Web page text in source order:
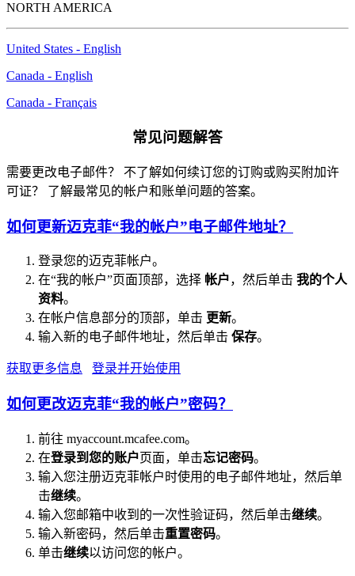
NORTH AMERICA
United States - English
Canada - English
Canada - Français
常见问题解答
需要更改电子邮件？ 不了解如何续订您的订购或购买附加许
可证？ 了解最常见的帐户和账单问题的答案。
如何更新迈克菲“我的帐户”电子邮件地址？
登录您的迈克菲帐户。
在“我的帐户”页面顶部，选择 帐户，然后单击 我的个人
资料。
在帐户信息部分的顶部，单击 更新。
输入新的电子邮件地址，然后单击 保存。
获取更多信息 登录并开始使用
如何更改迈克菲“我的帐户”密码？
前往 myaccount.mcafee.com。
在登录到您的账户页面，单击忘记密码。
输入您注册迈克菲帐户时使用的电子邮件地址，然后单
击继续。
输入您邮箱中收到的一次性验证码，然后单击继续。
输入新密码，然后单击重置密码。
单击继续以访问您的帐户。